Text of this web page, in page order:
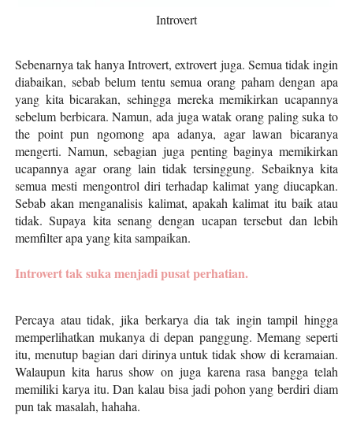
Introvert
Sebenarnya tak hanya Introvert, extrovert juga. Semua tidak ingin
diabaikan, sebab belum tentu semua orang paham dengan apa
yang kita bicarakan, sehingga mereka memikirkan ucapannya
sebelum berbicara. Namun, ada juga watak orang paling suka to
the point pun ngomong apa adanya, agar lawan bicaranya
mengerti. Namun, sebagian juga penting baginya memikirkan
ucapannya agar orang lain tidak tersinggung. Sebaiknya kita
semua mesti mengontrol diri terhadap kalimat yang diucapkan.
Sebab akan menganalisis kalimat, apakah kalimat itu baik atau
tidak. Supaya kita senang dengan ucapan tersebut dan lebih
memfilter apa yang kita sampaikan.
Introvert tak suka menjadi pusat perhatian.
Percaya atau tidak, jika berkarya dia tak ingin tampil hingga
memperlihatkan mukanya di depan panggung. Memang seperti
itu, menutup bagian dari dirinya untuk tidak show di keramaian.
Walaupun kita harus show on juga karena rasa bangga telah
memiliki karya itu. Dan kalau bisa jadi pohon yang berdiri diam
pun tak masalah, hahaha.